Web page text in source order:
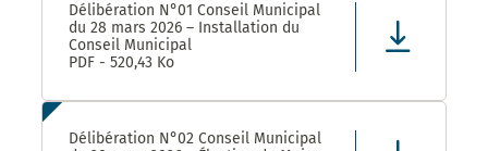
Délibération N°01 Conseil Municipal
du 28 mars 2026 – Installation du
Conseil Municipal
PDF - 520,43 Ko
Délibération N°02 Conseil Municipal